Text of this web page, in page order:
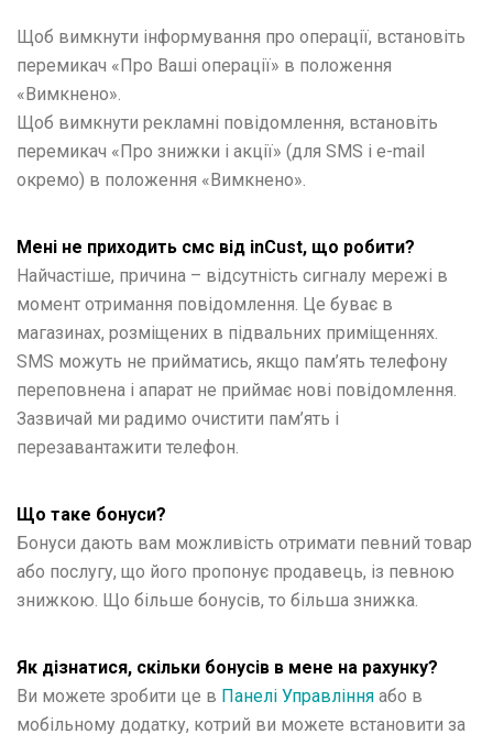
Щоб вимкнути інформування про операції, встановіть
перемикач «Про Ваші операції» в положення
«Вимкнено».
Щоб вимкнути рекламні повідомлення, встановіть
перемикач «Про знижки і акції» (для SMS і е-mail
окремо) в положення «Вимкнено».
Мені не приходить смс від inCust, що робити?
Найчастіше, причина – відсутність сигналу мережі в
момент отримання повідомлення. Це буває в
магазинах, розміщених в підвальних приміщеннях.
SMS можуть не прийматись, якщо пам’ять телефону
переповнена і апарат не приймає нові повідомлення.
Зазвичай ми радимо очистити пам’ять і
перезавантажити телефон.
Що таке бонуси?
Бонуси дають вам можливість отримати певний товар
або послугу, що його пропонує продавець, із певною
знижкою. Що більше бонусів, то більша знижка.
Як дізнатися, скільки бонусів в мене на рахунку?
Ви можете зробити це в Панелі Управління або в
мобільному додатку, котрий ви можете встановити за